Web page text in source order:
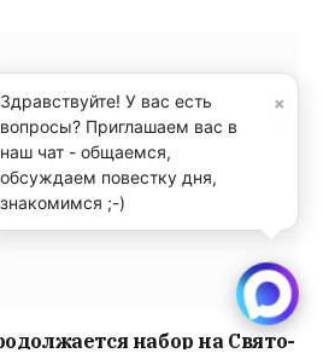
набор на Свято-
×
Здравствуйте! У вас есть
вопросы? Приглашаем вас в
наш чат - общаемся,
обсуждаем повестку дня,
знакомимся ;-)